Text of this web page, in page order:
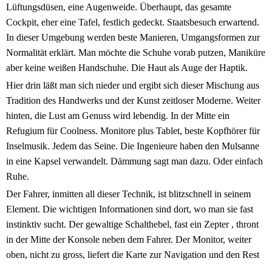
Lüftungsdüsen, eine Augenweide. Überhaupt, das gesamte
Cockpit, eher eine Tafel, festlich gedeckt. Staatsbesuch erwartend.
In dieser Umgebung werden beste Manieren, Umgangsformen zur
Normalität erklärt. Man möchte die Schuhe vorab putzen, Maniküre
aber keine weißen Handschuhe. Die Haut als Auge der Haptik.
Hier drin läßt man sich nieder und ergibt sich dieser Mischung aus
Tradition des Handwerks und der Kunst zeitloser Moderne. Weiter
hinten, die Lust am Genuss wird lebendig. In der Mitte ein
Refugium für Coolness. Monitore plus Tablet, beste Kopfhörer für
Inselmusik. Jedem das Seine. Die Ingenieure haben den Mulsanne
in eine Kapsel verwandelt. Dämmung sagt man dazu. Oder einfach
Ruhe.
Der Fahrer, inmitten all dieser Technik, ist blitzschnell in seinem
Element. Die wichtigen Informationen sind dort, wo man sie fast
instinktiv sucht. Der gewaltige Schalthebel, fast ein Zepter , thront
in der Mitte der Konsole neben dem Fahrer. Der Monitor, weiter
oben, nicht zu gross, liefert die Karte zur Navigation und den Rest